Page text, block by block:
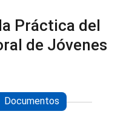
Práctica del
de Jóvenes
Documentos